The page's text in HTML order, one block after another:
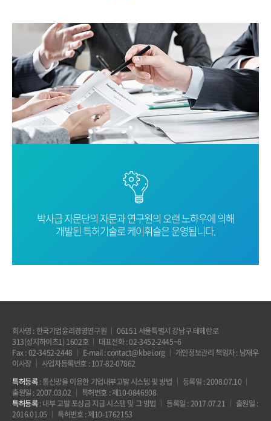
박사급 자문단의 자문과 연구원의 오랜노하우에 의해
개발된 특허기술로케이휘슬은 운영됩니다.
회사명 : 한국기업윤리경영연구원
06151 서울특별시 강남구 테헤란로
313(성지하이츠1) 1602호
대표전화 : 02-3452-2445~6
Fax : 02-3452-2448
E-mail : contact@kbei.org
개인정보관리 책임자 : 남재우
이사장
사업자등록번호 : 107-82-07862
특허등록: 통신망을 이용한 기업내부고발 시스템 및 방법
등록일 : 2008.07.10
출원일 : 2007.03.02
특허번호 : 제10-0846908
특허등록: 내부 고발 포상금 지급 시스템 및 그 방법 등록일 : 2017.07.21
출원일 :
2016.01.05
특허번호 : 제10-1762153